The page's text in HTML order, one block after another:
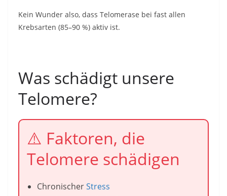
Kein Wunder also, dass Telomerase bei fast allen
Krebsarten (85–90 %) aktiv ist.
Was schädigt unsere
Telomere?
⚠️ Faktoren, die
Telomere schädigen
ChronischerStress